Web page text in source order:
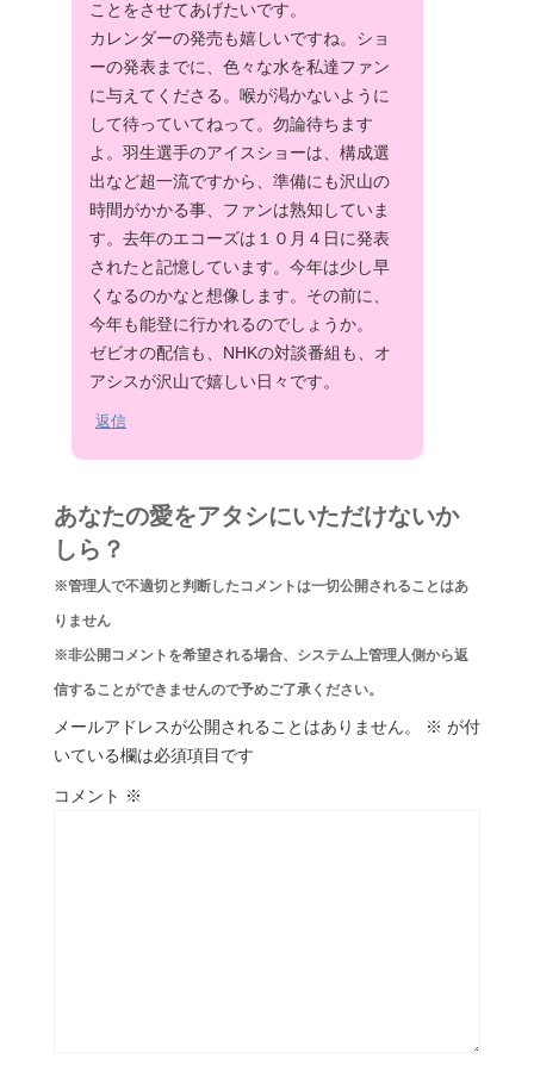
ことをさせてあげたいです。
カレンダーの発売も嬉しいですね。ショ
ーの発表までに、色々な水を私達ファン
に与えてくださる。喉が渇かないように
して待っていてねって。勿論待ちます
よ。羽生選手のアイスショーは、構成選
出など超一流ですから、準備にも沢山の
時間がかかる事、ファンは熟知していま
す。去年のエコーズは１０月４日に発表
されたと記憶しています。今年は少し早
くなるのかなと想像します。その前に、
今年も能登に行かれるのでしょうか。
ゼビオの配信も、NHKの対談番組も、オ
アシスが沢山で嬉しい日々です。
返信
あなたの愛をアタシにいただけないか
しら？
※管理人で不適切と判断したコメントは一切公開されることはあ
りません
※非公開コメントを希望される場合、システム上管理人側から返
信することができませんので予めご了承ください。
メールアドレスが公開されることはありません。 ※ が付
いている欄は必須項目です
コメント ※